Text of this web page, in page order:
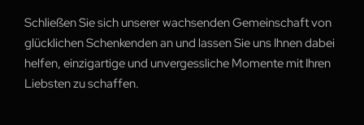
Schließen Sie sich unserer wachsenden Gemeinschaft von
glücklichen Schenkenden an und lassen Sie uns Ihnen dabei
helfen, einzigartige und unvergessliche Momente mit Ihren
Liebsten zu schaffen.